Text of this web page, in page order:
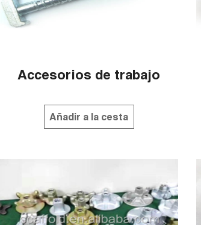
Accesorios de trabajo
Añadir a la cesta